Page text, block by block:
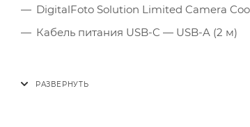
DigitalFoto Solution Limited Camera
Кабель питания USB-C — USB-A (2 м)